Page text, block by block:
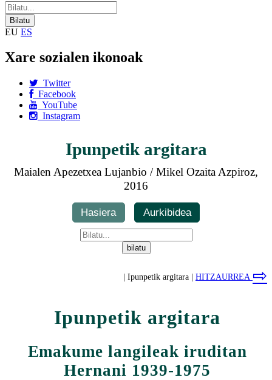
EU ES
Xare sozialen ikonoak
Twitter
Facebook
YouTube
Instagram
Ipunpetik argitara
Maialen Apezetxea Lujanbio / Mikel Ozaita Azpiroz,
2016
Hasiera Aurkibidea
| Ipunpetik argitara | HITZAURREA ⇨
Ipunpetik argitara
Emakume langileak iruditan
Hernani 1939-1975